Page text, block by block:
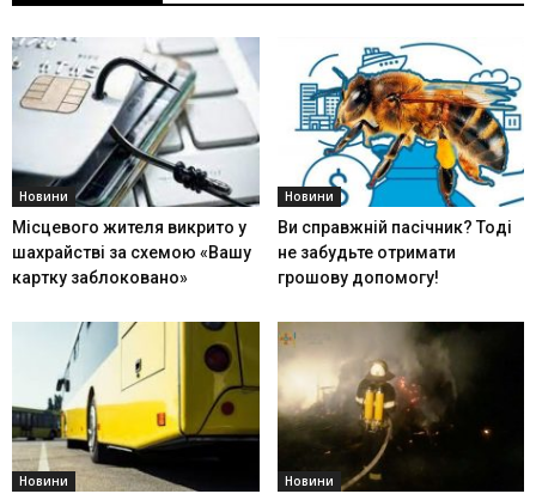
Новини
Місцевого жителя викрито у
шахрайстві за схемою «Вашу
картку заблоковано»
Новини
Ви справжній пасічник? Тоді
не забудьте отримати
грошову допомогу!
Новини Новини